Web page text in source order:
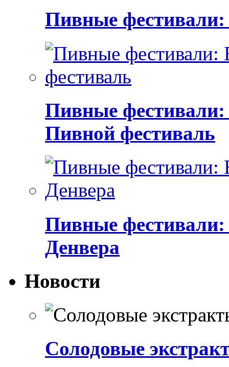
Пивные фестивали:
Пивные
Пивной фестиваль
Пивные фестивали:
Денвера
Новости
Солодовые